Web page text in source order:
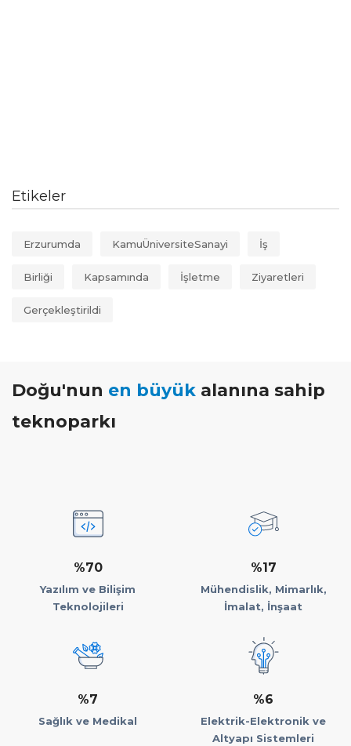
Etikeler
Erzurumda KamuÜniversiteSanayi İş
Birliği Kapsamında İşletme Ziyaretleri
Gerçekleştirildi
Doğu'nun en büyük alanına sahip
teknoparkı
%70
Yazılım ve Bilişim
Teknolojileri
%17
Mühendislik, Mimarlık,
İmalat, İnşaat
%7
Sağlık ve Medikal
%6
Elektrik-Elektronik ve
Altyapı Sistemleri